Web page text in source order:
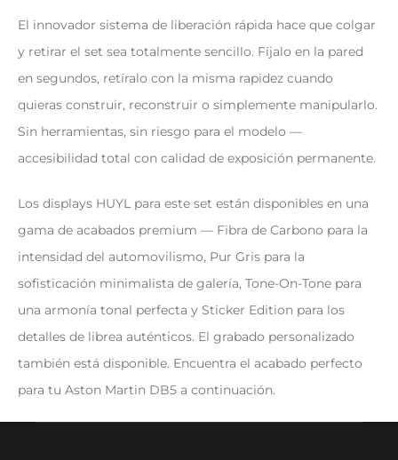
El innovador sistema de liberación rápida hace que colgar
y retirar el set sea totalmente sencillo. Fíjalo en la pared
en segundos, retíralo con la misma rapidez cuando
quieras construir, reconstruir o simplemente manipularlo.
Sin herramientas, sin riesgo para el modelo —
accesibilidad total con calidad de exposición permanente.
Los displays HUYL para este set están disponibles en una
gama de acabados premium — Fibra de Carbono para la
intensidad del automovilismo, Pur Gris para la
sofisticación minimalista de galería, Tone-On-Tone para
una armonía tonal perfecta y Sticker Edition para los
detalles de librea auténticos. El grabado personalizado
también está disponible. Encuentra el acabado perfecto
para tu Aston Martin DB5 a continuación.